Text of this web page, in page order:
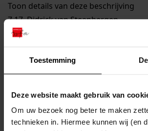
Toestemming
Deze website maakt gebruik van
Om uw bezoek nog beter te maken
technieken in. Hiermee kunnen wij (en
Toon details van deze beschrijving
7.17.Didrick van Steenbergen
Toon details van deze beschrijving
7.18.Reijer Claesz. Sampson
Toon details van deze beschrijving
7.19.Remmet Jansz. Keijser
Joannes Cleyers
Toon details van deze beschrijving